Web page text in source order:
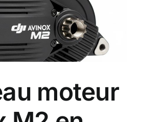
Hybrid
177
C:62
Action
Team
moteur